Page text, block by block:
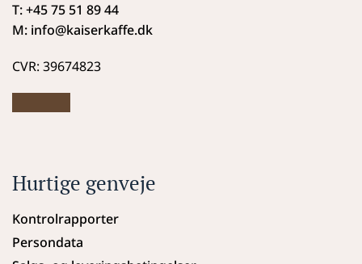
T: +45 75 51 89 44
M: info@kaiserkaffe.dk
CVR: 39674823
Hurtige genveje
Kontrolrapporter
Persondata